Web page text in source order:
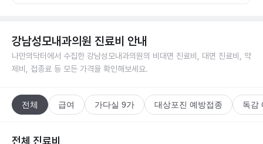
강남성모내과의원 진료비 안내
나만의닥터에서 수집한 강남성모내과의원의 비대면 진료비, 대면 진료비, 약
제비, 접종료 등 모든 가격을 확인해보세요.
전체 급여 가다실 9가 대상포진 예방접종 독감
전체 진료비